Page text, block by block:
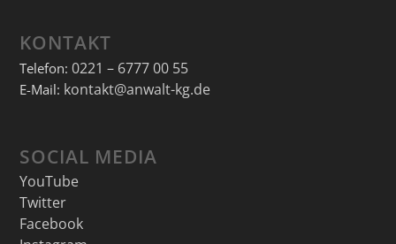
KONTAKT
Telefon: 0221 – 6777 00 55
E-Mail: kontakt@anwalt-kg.de
SOCIAL MEDIA
YouTube
Twitter
Facebook